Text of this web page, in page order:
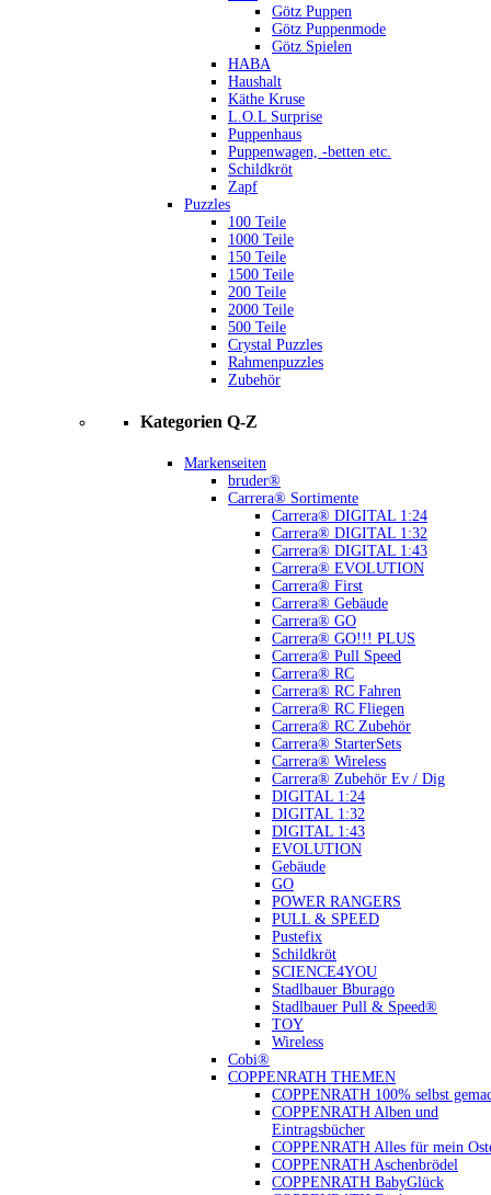
Götz Puppen
Götz Puppenmode
Götz Spielen
HABA
Haushalt
Käthe Kruse
L.O.L Surprise
Puppenhaus
Puppenwagen, -betten etc.
Schildkröt
Zapf
Puzzles
100 Teile
1000 Teile
150 Teile
1500 Teile
200 Teile
2000 Teile
500 Teile
Crystal Puzzles
Rahmenpuzzles
Zubehör
Kategorien Q-Z
Markenseiten
bruder®
Carrera® Sortimente
Carrera® DIGITAL 1:24
Carrera® DIGITAL 1:32
Carrera® DIGITAL 1:43
Carrera® EVOLUTION
Carrera® First
Carrera® Gebäude
Carrera® GO
Carrera® GO!!! PLUS
Carrera® Pull Speed
Carrera® RC
Carrera® RC Fahren
Carrera® RC Fliegen
Carrera® RC Zubehör
Carrera® StarterSets
Carrera® Wireless
Carrera® Zubehör Ev / Dig
DIGITAL 1:24
DIGITAL 1:32
DIGITAL 1:43
EVOLUTION
Gebäude
GO
POWER RANGERS
PULL & SPEED
Pustefix
Schildkröt
SCIENCE4YOU
Stadlbauer Bburago
Stadlbauer Pull & Speed®
TOY
Wireless
Cobi®
COPPENRATH THEMEN
COPPENRATH 100% selbst
COPPENRATH Alben und
Eintragsbücher
COPPENRATH Alles für mein
COPPENRATH Aschenbrödel
COPPENRATH BabyGlück